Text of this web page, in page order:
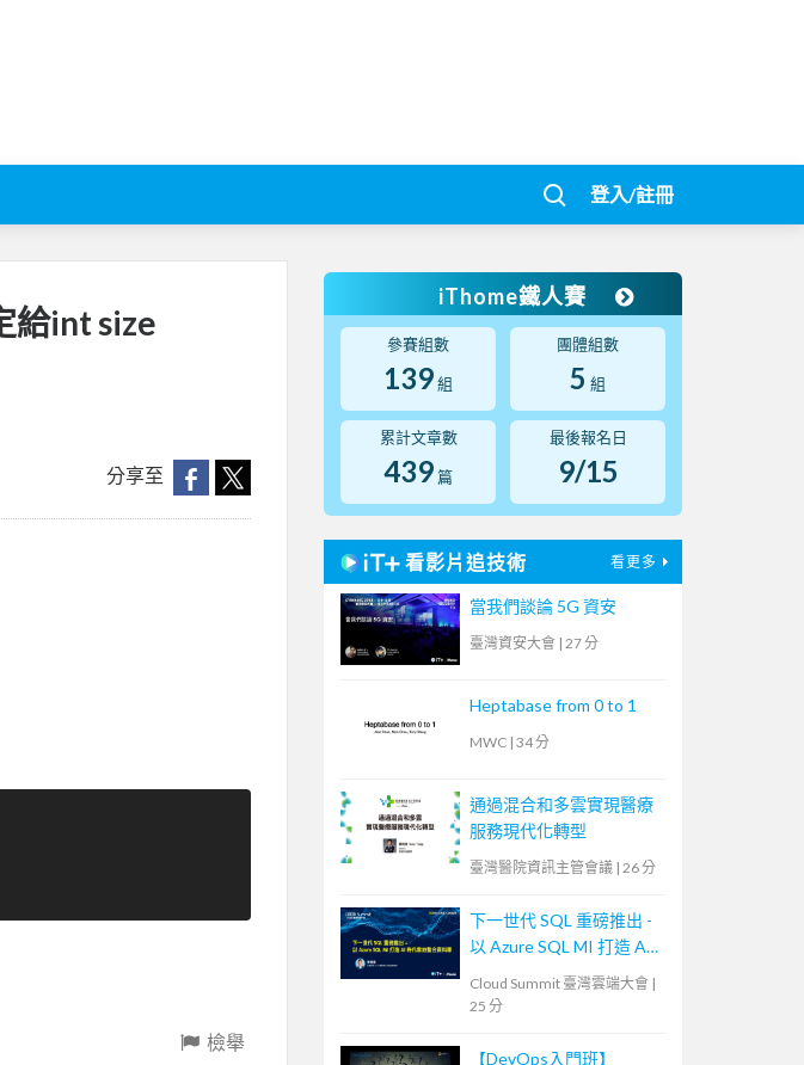
登入/註冊
給int size
分享至
檢舉
iThome鐵人賽
參賽組數
139組
團體組數
5 組
累計文章數
439 篇
最後報名日
9/15
看影片追技術 看更多
當我們談論 5G 資安
臺灣資安大會 | 27 分
Heptabase from 0 to 1
MWC | 34 分
通過混合和多雲實現醫療
服務現代化轉型
臺灣醫院資訊主管會議 | 26 分
下一世代 SQL 重磅推出 -
以 Azure SQL MI 打造 AI
時代雲地整合資料庫
Cloud Summit 臺灣雲端大會 |
25 分
【DevOps入門班】